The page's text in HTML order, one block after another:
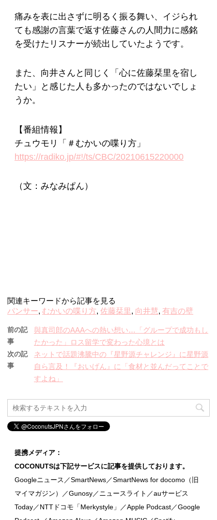
痛みを表に出さずに明るく振る舞い、イジられ
ても感謝の言葉で返す佐藤さんの人間力に感銘
を受けたリスナーが続出していたようです。
また、向井さんと同じく「心に佐藤栞里を宿し
たい」と感じた人も多かったのではないでしょ
うか。
【番組情報】
チュウモリ「＃むかいの喋り方」
https://radiko.jp/#!/ts/CBC/20210615220000
（文：みなみぱん）
関連キーワードから記事を見る
パンサー, むかいの喋り方, 佐藤栞里, 向井慧, 有吉の壁
前の記
事
與真司郎のAAAへの熱い想い…「グループで成功もし
たかった」ロス留学で変わった心境とは
次の記
事
ネットで話題沸騰中の『星野源チャレンジ』に星野源
自ら言及！『おいげん』に「食材と並んだってことで
すよね」
提携メディア：
COCONUTSは下記サービスに記事を提供しております。
Googleニュース／SmartNews／SmartNews for docomo（旧
マイマガジン）／Gunosy／ニュースライト／auサービス
Today／NTTドコモ「Merkystyle」／Apple Podcast／Google